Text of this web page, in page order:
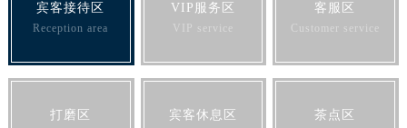
宾客接待区
Reception area
VIP服务区
VIP service
客服区
Customer service
打磨区 宾客休息区 茶点区